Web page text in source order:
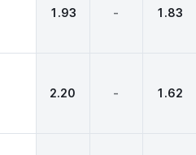
1.93 - 1.83
2.20 - 1.62